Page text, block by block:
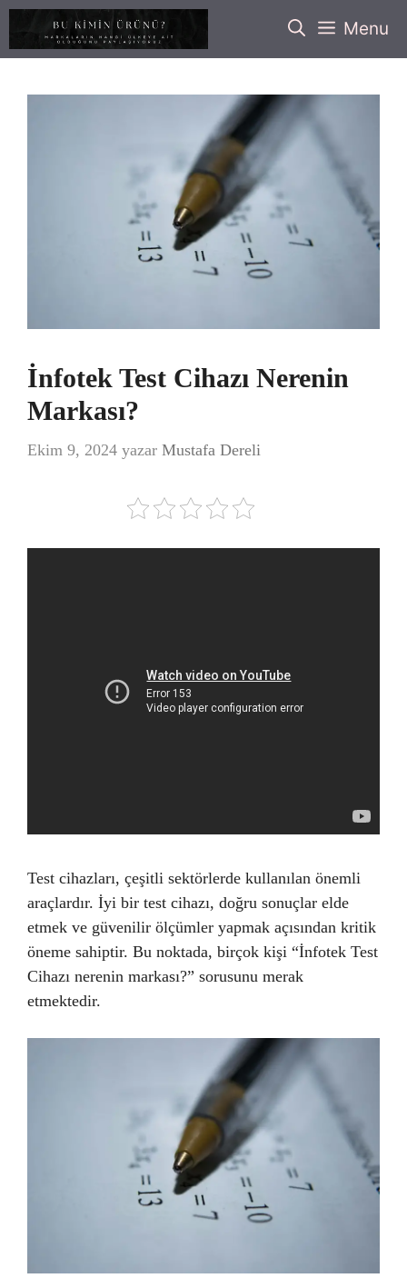
İçeriğe
Menu
İnfotek Test Cihazı Nerenin
Markası?
Ekim 9, 2024 yazar Mustafa Dereli
Test cihazları, çeşitli sektörlerde kullanılan önemli
araçlardır. İyi bir test cihazı, doğru sonuçlar elde
etmek ve güvenilir ölçümler yapmak açısından kritik
öneme sahiptir. Bu noktada, birçok kişi “İnfotek Test
Cihazı nerenin markası?” sorusunu merak
etmektedir.